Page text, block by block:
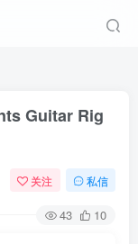
Guitar Rig
关注 私信
43 10